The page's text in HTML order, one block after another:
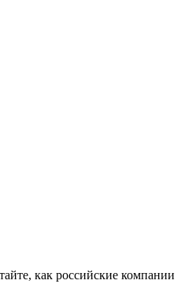
как российские компании